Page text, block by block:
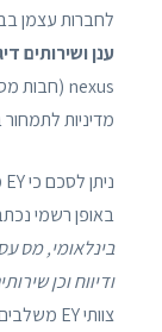
לחברות עצמן
ענן ושירותים
מדיניות לתמחור
ניתן לסכם כי EY מציעה
באופן רשמי
בינלאומי, מס
ודיווח וכן
צוותי EY משלבים